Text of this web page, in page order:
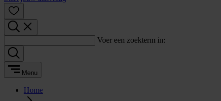
Voer een zoekterm in:
Menu
Home